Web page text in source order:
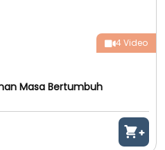
4 Video
Masa Bertumbuh